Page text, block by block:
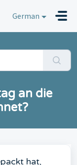
German
an die
hat,